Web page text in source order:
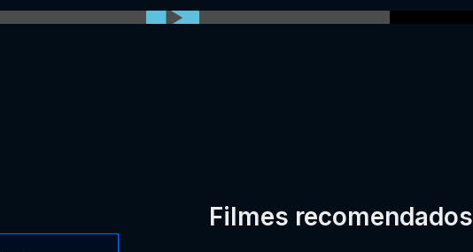
Filmes recomendados